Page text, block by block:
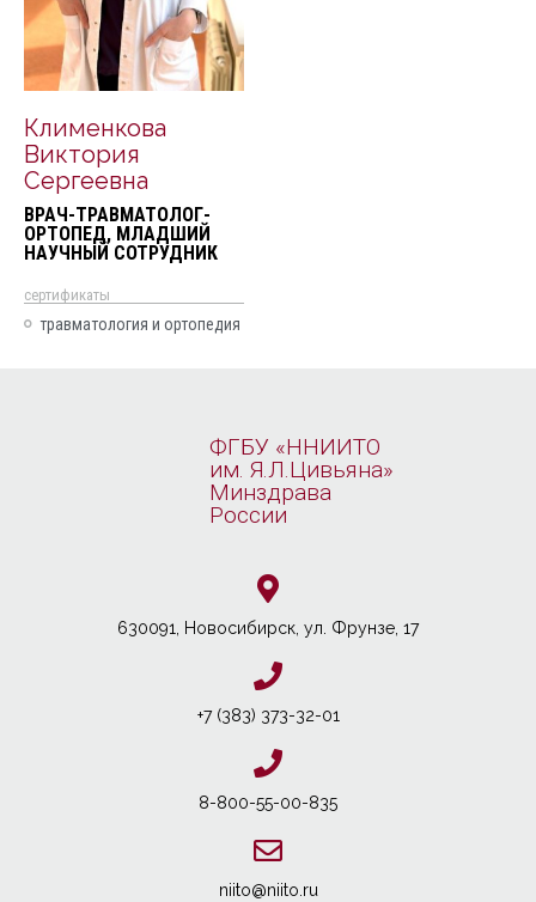
Клименкова
Виктория
Сергеевна
ВРАЧ-ТРАВМАТОЛОГ-
ОРТОПЕД, МЛАДШИЙ
НАУЧНЫЙ СОТРУДНИК
cертификаты
травматология и ортопедия
ФГБУ «ННИИТО
им. Я.Л.Цивьяна»
Минздрава
России
630091, Новосибирcк, ул. Фрунзе, 17
+7 (383) 373-32-01
8-800-55-00-835
niito@niito.ru